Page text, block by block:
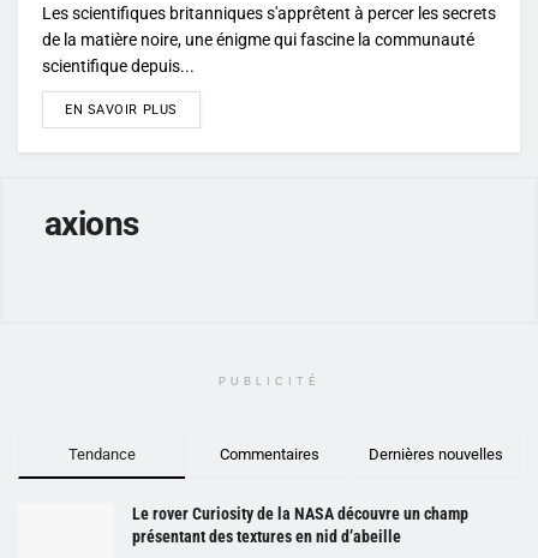
Les scientifiques britanniques s'apprêtent à percer les secrets
de la matière noire, une énigme qui fascine la communauté
scientifique depuis...
EN SAVOIR PLUS
axions
PUBLICITÉ
Tendance Commentaires Dernières nouvelles
Le rover Curiosity de la NASA découvre un champ
présentant des textures en nid d’abeille